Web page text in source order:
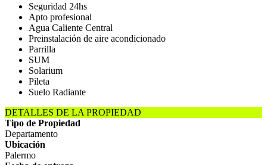
Seguridad 24hs
Apto profesional
Agua Caliente Central
Preinstalación de aire acondicionado
Parrilla
SUM
Solarium
Pileta
Suelo Radiante
DETALLES DE LA PROPIEDAD
Tipo de Propiedad
Departamento
Ubicación
Palermo